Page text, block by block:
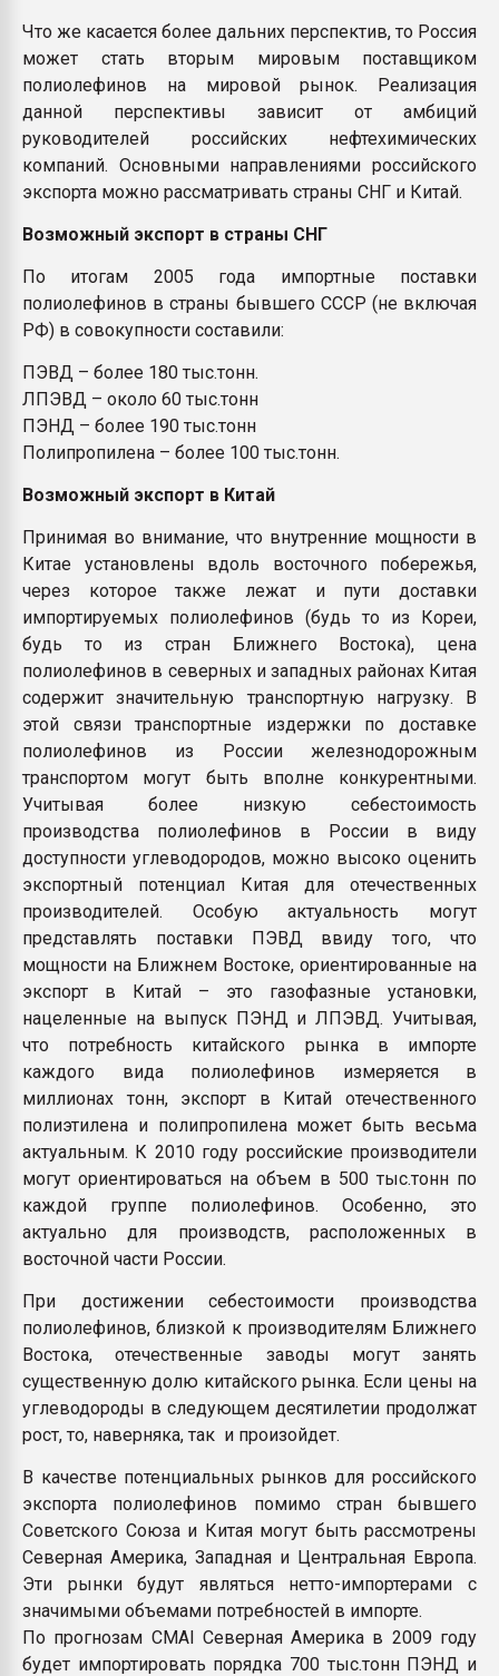
Что же касается более дальних перспектив, то Россия
может стать вторым мировым поставщиком
полиолефинов на мировой рынок. Реализация
данной перспективы зависит от амбиций
руководителей российских нефтехимических
компаний. Основными направлениями российского
экспорта можно рассматривать страны СНГ и Китай.
Возможный экспорт в страны СНГ
По итогам 2005 года импортные поставки
полиолефинов в страны бывшего СССР (не включая
РФ) в совокупности составили:
ПЭВД – более 180 тыс.тонн.
ЛПЭВД – около 60 тыс.тонн
ПЭНД – более 190 тыс.тонн
Полипропилена – более 100 тыс.тонн.
Возможный экспорт в Китай
Принимая во внимание, что внутренние мощности в
Китае установлены вдоль восточного побережья,
через которое также лежат и пути доставки
импортируемых полиолефинов (будь то из Кореи,
будь то из стран Ближнего Востока), цена
полиолефинов в северных и западных районах Китая
содержит значительную транспортную нагрузку. В
этой связи транспортные издержки по доставке
полиолефинов из России железнодорожным
транспортом могут быть вполне конкурентными.
Учитывая более низкую себестоимость
производства полиолефинов в России в виду
доступности углеводородов, можно высоко оценить
экспортный потенциал Китая для отечественных
производителей. Особую актуальность могут
представлять поставки ПЭВД ввиду того, что
мощности на Ближнем Востоке, ориентированные на
экспорт в Китай – это газофазные установки,
нацеленные на выпуск ПЭНД и ЛПЭВД. Учитывая,
что потребность китайского рынка в импорте
каждого вида полиолефинов измеряется в
миллионах тонн, экспорт в Китай отечественного
полиэтилена и полипропилена может быть весьма
актуальным. К 2010 году российские производители
могут ориентироваться на объем в 500 тыс.тонн по
каждой группе полиолефинов. Особенно, это
актуально для производств, расположенных в
восточной части России.
При достижении себестоимости производства
полиолефинов, близкой к производителям Ближнего
Востока, отечественные заводы могут занять
существенную долю китайского рынка. Если цены на
углеводороды в следующем десятилетии продолжат
рост, то, наверняка, так и произойдет.
В качестве потенциальных рынков для российского
экспорта полиолефинов помимо стран бывшего
Советского Союза и Китая могут быть рассмотрены
Северная Америка, Западная и Центральная Европа.
Эти рынки будут являться нетто-импортерами с
значимыми объемами потребностей в импорте.
По прогнозам CMAI Северная Америка в 2009 году
будет импортировать порядка 700 тыс.тонн ПЭНД и